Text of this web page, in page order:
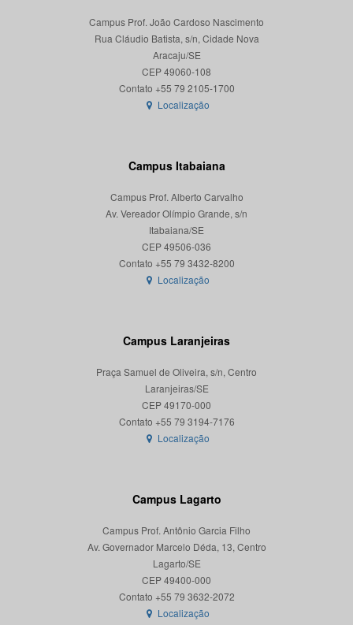
Campus Prof. João Cardoso Nascimento
Rua Cláudio Batista, s/n, Cidade Nova
Aracaju/SE
CEP 49060-108
Localização
Campus Itabaiana
Campus Prof. Alberto Carvalho
Av. Vereador Olímpio Grande, s/n
Itabaiana/SE
CEP 49506-036
Localização
Campus Laranjeiras
Praça Samuel de Oliveira, s/n, Centro
Laranjeiras/SE
CEP 49170-000
Localização
Campus Lagarto
Campus Prof. Antônio Garcia Filho
Av. Governador Marcelo Déda, 13, Centro
Lagarto/SE
CEP 49400-000
Localização